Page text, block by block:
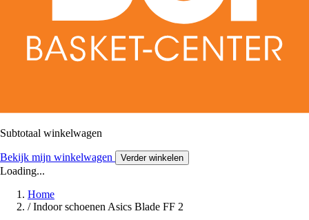
Subtotaal winkelwagen
Bekijk mijn winkelwagen Verder winkelen
Loading...
Home
/ Indoor schoenen Asics Blade FF 2